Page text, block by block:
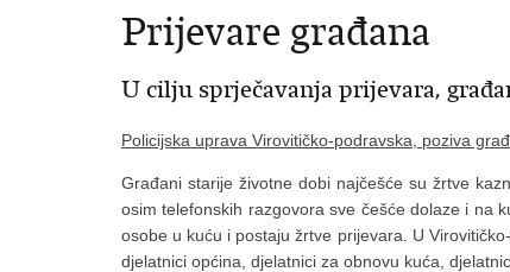
Prijevare građana
U cilju sprječavanja prijevara,
Policijska uprava Virovitičko-podravska, poziva
Građani starije životne dobi najčešće su žrtve
osim telefonskih razgovora sve češće dolaze i na
osobe u kuću i postaju žrtve prijevara. U
djelatnici općina, djelatnici za obnovu kuća,